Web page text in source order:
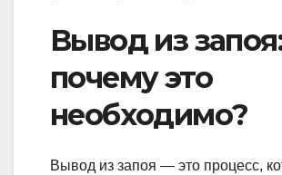
Вывод из запоя:
почему это
необходимо?
Вывод из запоя — это процесс,